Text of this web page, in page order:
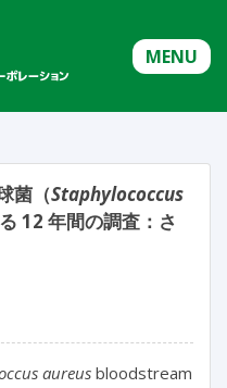
MENU
菌（Staphylococcus
12 年間の調査：さ
aureus bloodstream